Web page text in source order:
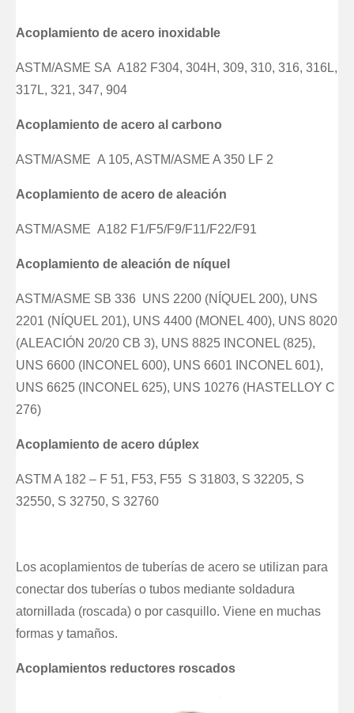
Acoplamiento de acero inoxidable
ASTM/ASME SA A182 F304, 304H, 309, 310, 316, 316L,
317L, 321, 347, 904
Acoplamiento de acero al carbono
ASTM/ASME A 105, ASTM/ASME A 350 LF 2
Acoplamiento de acero de aleación
ASTM/ASME A182 F1/F5/F9/F11/F22/F91
Acoplamiento de aleación de níquel
ASTM/ASME SB 336 UNS 2200 (NÍQUEL 200), UNS
2201 (NÍQUEL 201), UNS 4400 (MONEL 400), UNS 8020
(ALEACIÓN 20/20 CB 3), UNS 8825 INCONEL (825),
UNS 6600 (INCONEL 600), UNS 6601 INCONEL 601),
UNS 6625 (INCONEL 625), UNS 10276 (HASTELLOY C
276)
Acoplamiento de acero dúplex
ASTM A 182 – F 51, F53, F55 S 31803, S 32205, S
32550, S 32750, S 32760
Los acoplamientos de tuberías de acero se utilizan para
conectar dos tuberías o tubos mediante soldadura
atornillada (roscada) o por casquillo. Viene en muchas
formas y tamaños.
Acoplamientos reductores roscados